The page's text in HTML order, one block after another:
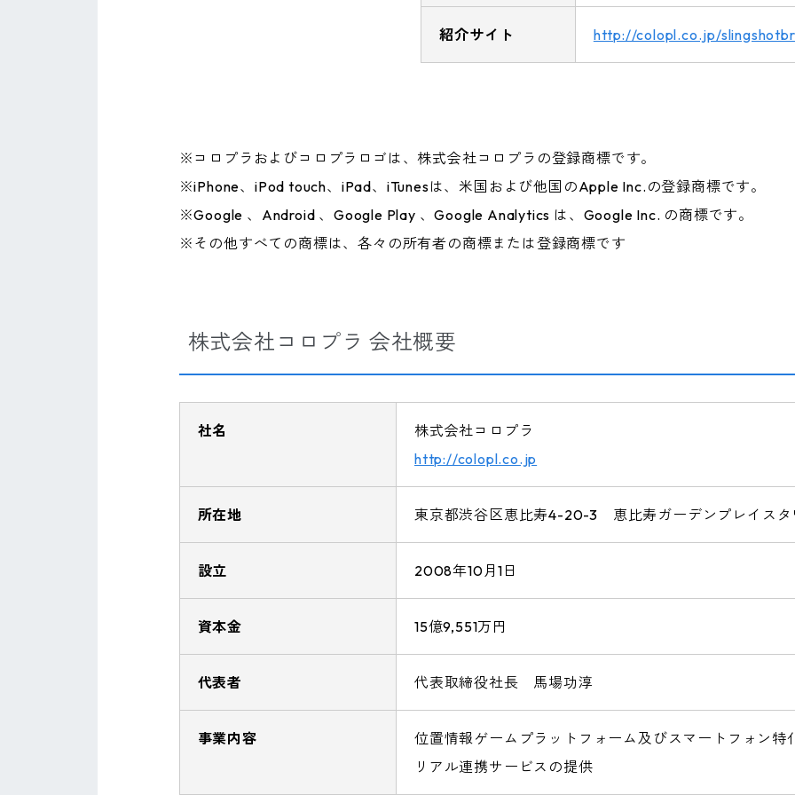
紹介サイト http://colopl.co.jp/
※コロプラおよびコロプラロゴは、株式会社コロプラの登録商標です。
※iPhone、iPod touch、iPad、iTunesは、米国および他国のApple Inc.の登録商標です。
※Google 、Android 、Google Play 、Google Analytics は、Google Inc. の商標です。
※その他すべての商標は、各々の所有者の商標または登録商標です
株式会社コロプラ 会社概要
社名
株式会社コロプラ
http://colopl.co.jp
所在地 東京都渋谷区恵比寿4-20-3 恵比寿ガーデンプレイスタ
設立 2008年10月1日
資本金 15億9,551万円
代表者 代表取締役社長 馬場功淳
事業内容
位置情報ゲームプラットフォーム及びスマートフォン特
リアル連携サービスの提供